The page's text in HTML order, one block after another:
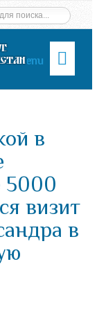
Menu
в
5000
визит
в